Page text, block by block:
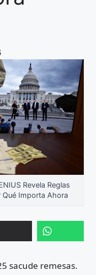
Revela Reglas
Qué Importa Ahora
sacude remesas.